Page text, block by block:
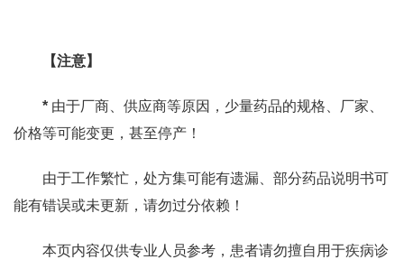
【注意】
* 由于厂商、供应商等原因，少量药品的规格、厂家、
价格等可能变更，甚至停产！
由于工作繁忙，处方集可能有遗漏、部分药品说明书可
能有错误或未更新，请勿过分依赖！
本页内容仅供专业人员参考，患者请勿擅自用于疾病诊